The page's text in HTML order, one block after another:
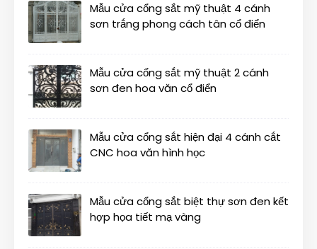
Mẫu cửa cổng sắt mỹ thuật 4 cánh
sơn trắng phong cách tân cổ điển
Mẫu cửa cổng sắt mỹ thuật 2 cánh
sơn đen hoa văn cổ điển
Mẫu cửa cổng sắt hiện đại 4 cánh cắt
CNC hoa văn hình học
Mẫu cửa cổng sắt biệt thự sơn đen kết
hợp họa tiết mạ vàng